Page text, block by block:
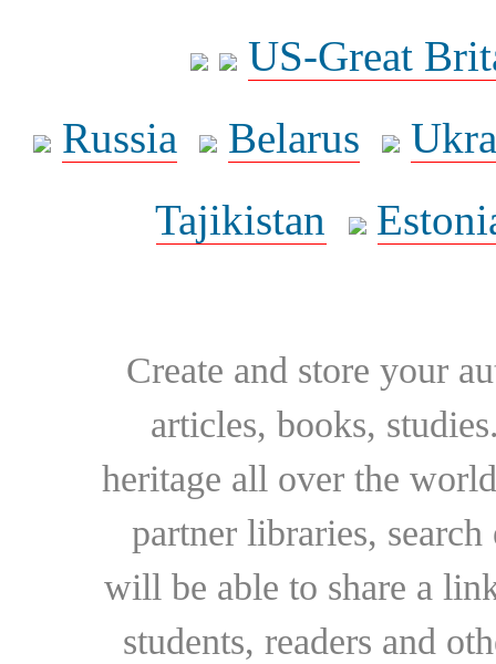
US-Great
Russia
Belarus
Tajikistan
Create and store your
articles, books,
heritage all over the
partner libraries,
will be able to share a
students, readers and